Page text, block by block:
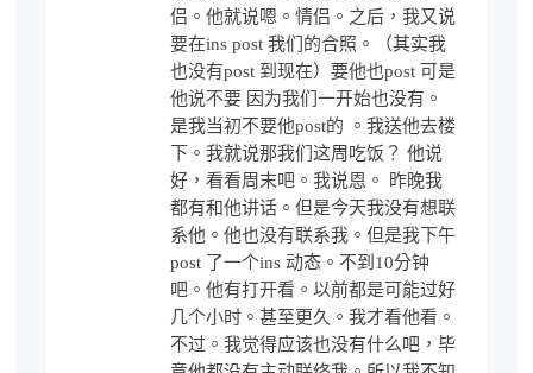
侣。他就说嗯。情侣。之后，我又说
要在ins post 我们的合照。（其实我
也没有post 到现在）要他也post 可是
他说不要 因为我们一开始也没有。
是我当初不要他post的 。我送他去楼
下。我就说那我们这周吃饭？ 他说
好，看看周末吧。我说恩。 昨晚我
都有和他讲话。但是今天我没有想联
系他。他也没有联系我。但是我下午
post 了一个ins 动态。不到10分钟
吧。他有打开看。以前都是可能过好
几个小时。甚至更久。我才看他看。
不过。我觉得应该也没有什么吧，毕